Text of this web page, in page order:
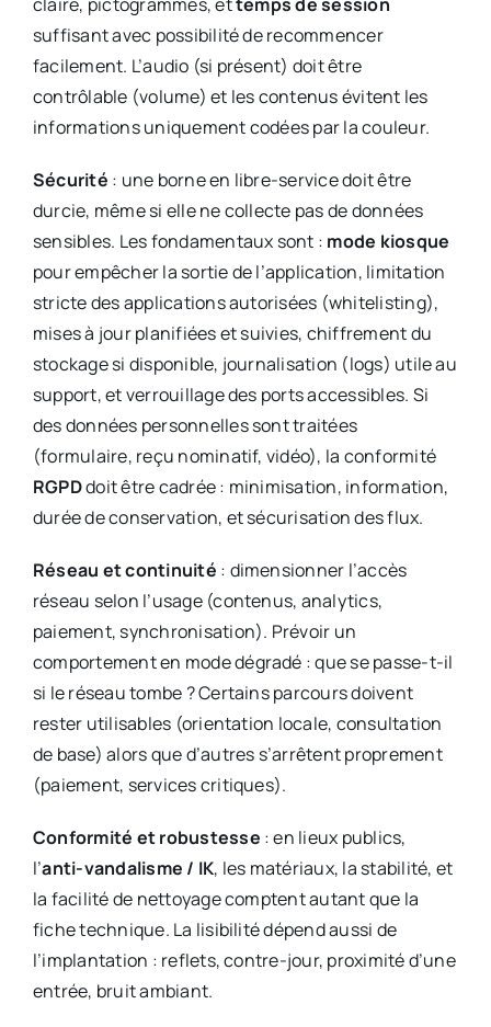
suffisant avec possibilité de recommencer
facilement. L’audio (si présent) doit être
contrôlable (volume) et les contenus évitent les
informations uniquement codées par la couleur.
Sécurité : une borne en libre-service doit être
durcie, même si elle ne collecte pas de données
sensibles. Les fondamentaux sont : mode kiosque
pour empêcher la sortie de l’application, limitation
stricte des applications autorisées (whitelisting),
mises à jour planifiées et suivies, chiffrement du
stockage si disponible, journalisation (logs) utile au
support, et verrouillage des ports accessibles. Si
des données personnelles sont traitées
(formulaire, reçu nominatif, vidéo), la conformité
RGPDdoit être cadrée : minimisation, information,
durée de conservation, et sécurisation des flux.
Réseau et continuité : dimensionner l’accès
réseau selon l’usage (contenus, analytics,
paiement, synchronisation). Prévoir un
comportement en mode dégradé : que se passe-t-il
si le réseau tombe ? Certains parcours doivent
rester utilisables (orientation locale, consultation
de base) alors que d’autres s’arrêtent proprement
(paiement, services critiques).
Conformité et robustesse : en lieux publics,
l’anti-vandalisme / IK, les matériaux, la stabilité, et
la facilité de nettoyage comptent autant que la
fiche technique. La lisibilité dépend aussi de
l’implantation : reflets, contre-jour, proximité d’une
entrée, bruit ambiant.